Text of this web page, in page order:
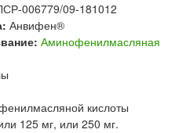
006779/09-181012
Анвифен®
Аминофенилмасляная
кислоты
125 мг, или 250 мг.